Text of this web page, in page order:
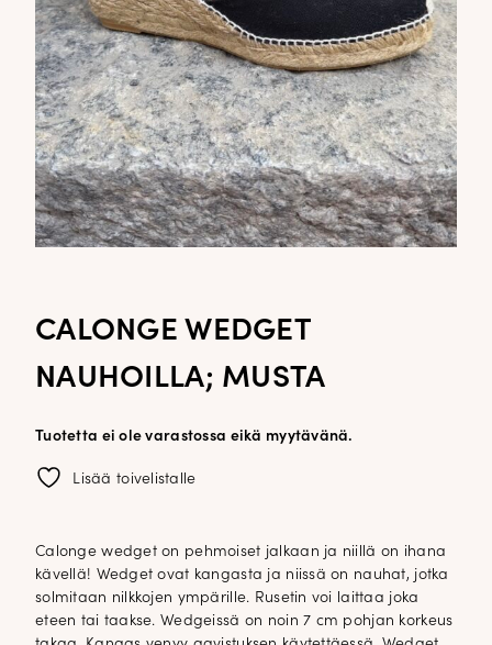
CALONGE WEDGET
NAUHOILLA; MUSTA
Tuotetta ei ole varastossa eikä myytävänä.
Lisää toivelistalle
Calonge wedget on pehmoiset jalkaan ja niillä on ihana
kävellä! Wedget ovat kangasta ja niissä on nauhat, jotka
solmitaan nilkkojen ympärille. Rusetin voi laittaa joka
eteen tai taakse. Wedgeissä on noin 7 cm pohjan korkeus